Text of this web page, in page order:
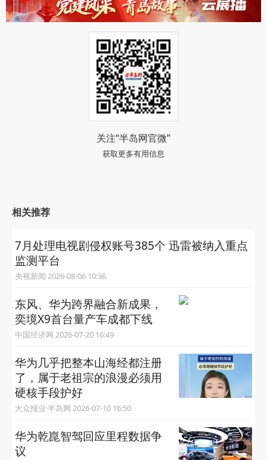
关注“半岛网官微”
获取更多有用信息
相关推荐
7月处理电视剧侵权账号385个 迅雷被纳入重点
监测平台
央视新闻 2026-08-06 10:36
东风、华为跨界融合新成果，
奕境X9首台量产车成都下线
中国经济网 2026-07-20 16:49
华为几乎把整本山海经都注册
了，属于老祖宗的浪漫必须用
硬核手段护好
大众报业·半岛网 2026-07-10 16:50
华为乾崑智驾回应里程数据争
议